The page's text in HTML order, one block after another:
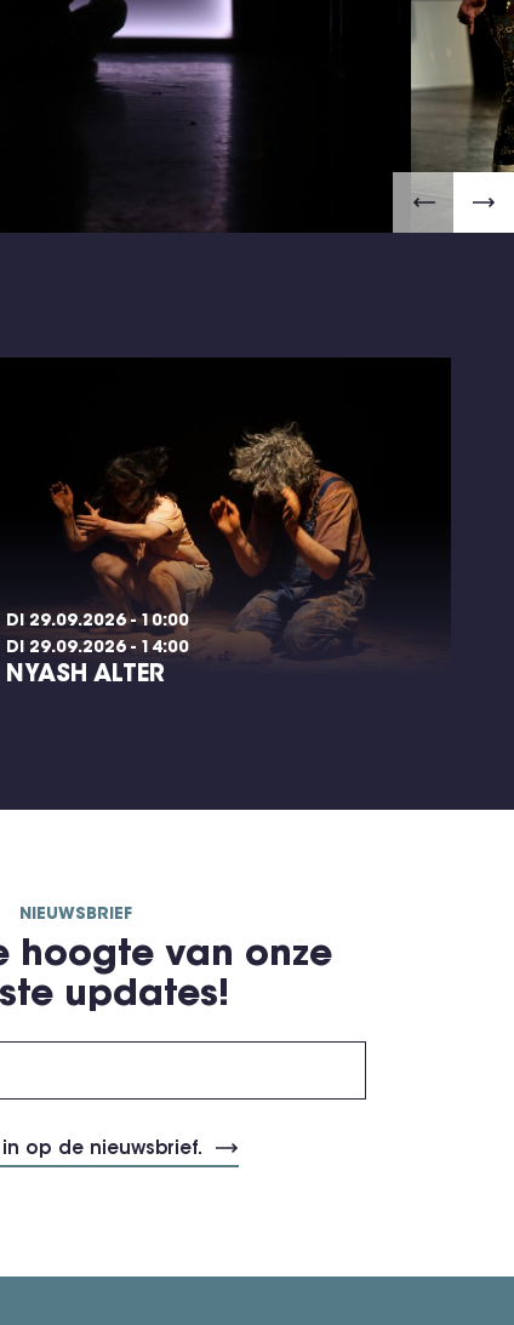
DI 29.09.2026 - 10:00
DI 29.09.2026 - 14:00
NYASH ALTER
NIEUWSBRIEF
hoogte van onze
updates!